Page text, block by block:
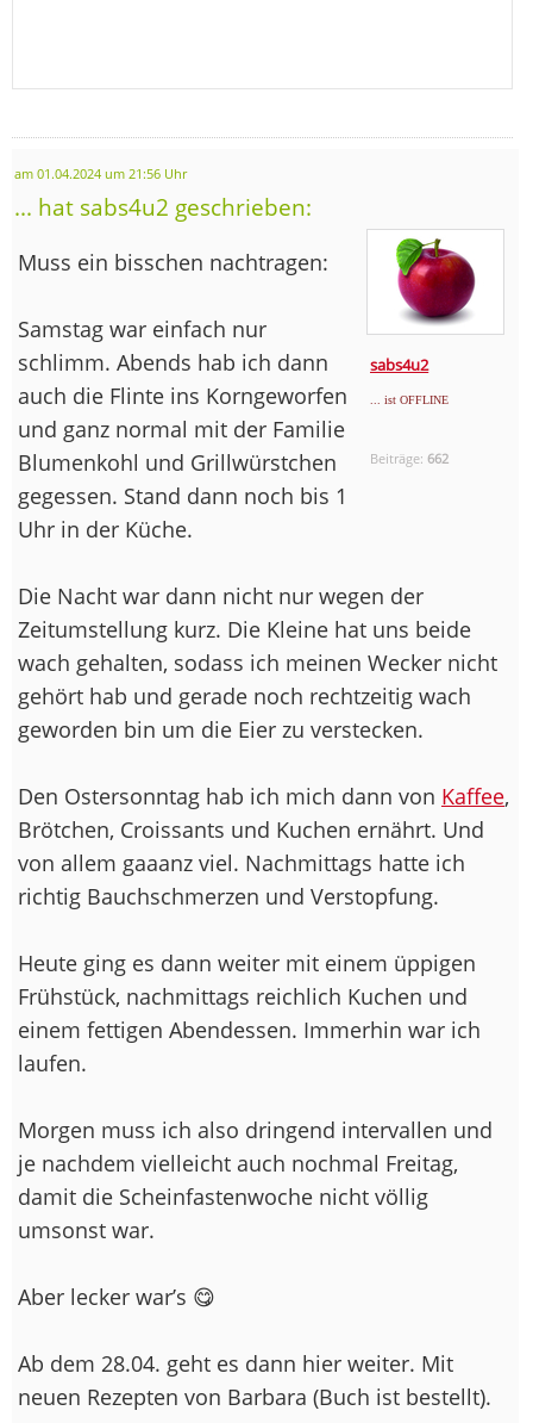
am 01.04.2024 um 21:56 Uhr
... hat sabs4u2 geschrieben:
sabs4u2
... ist OFFLINE
Beiträge:662
Muss ein bisschen nachtragen:
Samstag war einfach nur
schlimm. Abends hab ich dann
auch die Flinte ins Korngeworfen
und ganz normal mit der Familie
Blumenkohl und Grillwürstchen
gegessen. Stand dann noch bis 1
Uhr in der Küche.
Die Nacht war dann nicht nur wegen der
Zeitumstellung kurz. Die Kleine hat uns beide
wach gehalten, sodass ich meinen Wecker nicht
gehört hab und gerade noch rechtzeitig wach
geworden bin um die Eier zu verstecken.
Den Ostersonntag hab ich mich dann von Kaffee,
Brötchen, Croissants und Kuchen ernährt. Und
von allem gaaanz viel. Nachmittags hatte ich
richtig Bauchschmerzen und Verstopfung.
Heute ging es dann weiter mit einem üppigen
Frühstück, nachmittags reichlich Kuchen und
einem fettigen Abendessen. Immerhin war ich
laufen.
Morgen muss ich also dringend intervallen und
je nachdem vielleicht auch nochmal Freitag,
damit die Scheinfastenwoche nicht völlig
umsonst war.
Aber lecker war’s 😋
Ab dem 28.04. geht es dann hier weiter. Mit
neuen Rezepten von Barbara (Buch ist bestellt).